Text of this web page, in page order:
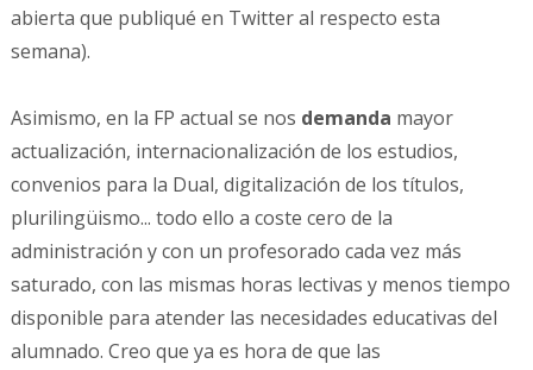
abierta que publiqué en Twitter al respecto esta
semana).
Asimismo, en la FP actual se nos demanda mayor
actualización, internacionalización de los estudios,
convenios para la Dual, digitalización de los títulos,
plurilingüismo... todo ello a coste cero de la
administración y con un profesorado cada vez más
saturado, con las mismas horas lectivas y menos tiempo
disponible para atender las necesidades educativas del
alumnado. Creo que ya es hora de que las